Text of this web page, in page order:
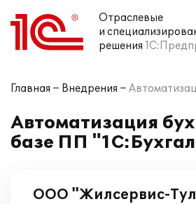
Отраслевые
и
решения
Главная Внедрения
Автоматизация
базе ПП
ООО "Жилсервис-